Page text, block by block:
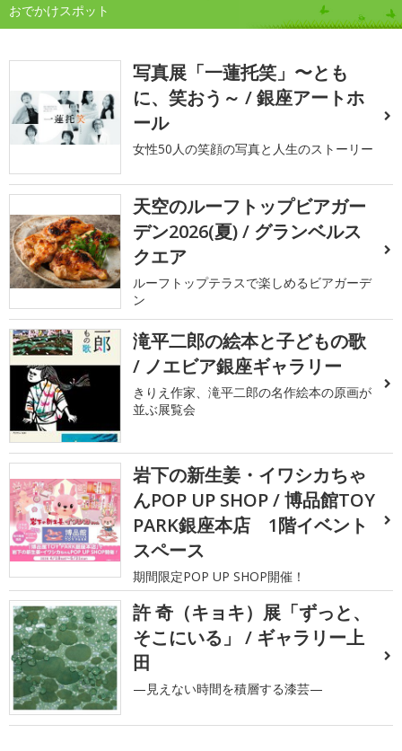
おでかけスポット
写真展「一蓮托笑」〜とも
に、笑おう～ / 銀座アートホ
ール
女性50人の笑顔の写真と人生のストーリー
天空のルーフトップビアガー
デン2026(夏) / グランベルス
クエア
ルーフトップテラスで楽しめるビアガーデ
ン
滝平二郎の絵本と子どもの歌
/ ノエビア銀座ギャラリー
きりえ作家、滝平二郎の名作絵本の原画が
並ぶ展覧会
岩下の新生姜・イワシカちゃ
んPOP UP SHOP / 博品館TOY
PARK銀座本店 1階イベント
スペース
期間限定POP UP SHOP開催！
許 奇（キョキ）展「ずっと、
そこにいる」 / ギャラリー上
田
—見えない時間を積層する漆芸—